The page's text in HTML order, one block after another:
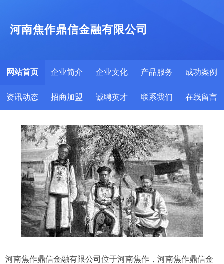
河南焦作鼎信金融有限公司
网站首页 企业简介 企业文化 产品服务 成功案例
资讯动态 招商加盟 诚聘英才 联系我们 在线留言
河南焦作鼎信金融有限公司位于河南焦作，河南焦作鼎信金